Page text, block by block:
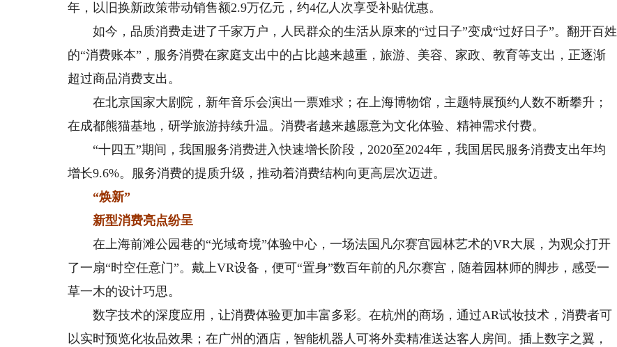
年，以旧换新政策带动销售额2.9万亿元，约4亿人次享受补贴优惠。
如今，品质消费走进了千家万户，人民群众的生活从原来的“过日子”变成“过好日子”。翻开百姓
的“消费账本”，服务消费在家庭支出中的占比越来越重，旅游、美容、家政、教育等支出，正逐渐
超过商品消费支出。
在北京国家大剧院，新年音乐会演出一票难求；在上海博物馆，主题特展预约人数不断攀升；
在成都熊猫基地，研学旅游持续升温。消费者越来越愿意为文化体验、精神需求付费。
“十四五”期间，我国服务消费进入快速增长阶段，2020至2024年，我国居民服务消费支出年均
增长9.6%。服务消费的提质升级，推动着消费结构向更高层次迈进。
“焕新”
新型消费亮点纷呈
在上海前滩公园巷的“光域奇境”体验中心，一场法国凡尔赛宫园林艺术的VR大展，为观众打开
了一扇“时空任意门”。戴上VR设备，便可“置身”数百年前的凡尔赛宫，随着园林师的脚步，感受一
草一木的设计巧思。
数字技术的深度应用，让消费体验更加丰富多彩。在杭州的商场，通过AR试妆技术，消费者可
以实时预览化妆品效果；在广州的酒店，智能机器人可将外卖精准送达客人房间。插上数字之翼，